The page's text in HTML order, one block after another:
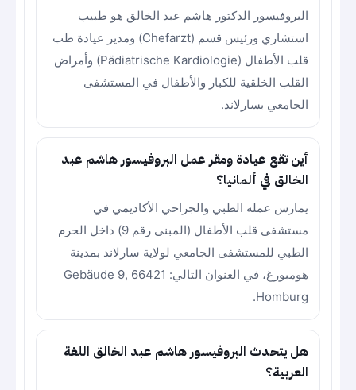
البروفيسور الدكتور هاشم عبد الخالق هو طبيب
استشاري ورئيس قسم (Chefarzt) ومدير عيادة طب
قلب الأطفال (Pädiatrische Kardiologie) وأمراض
القلب الخلقية للكبار والأطفال في المستشفى
الجامعي بسارلاند.
أين تقع عيادة ومقر عمل البروفيسور هاشم عبد
الخالق في ألمانيا؟
يمارس عمله الطبي والجراحي الأكاديمي في
مستشفى قلب الأطفال (المبنى رقم 9) داخل الحرم
الطبي للمستشفى الجامعي لولاية سارلاند بمدينة
هومبورغ، في العنوان التالي: Gebäude 9, 66421
Homburg.
هل يتحدث البروفيسور هاشم عبد الخالق اللغة
العربية؟